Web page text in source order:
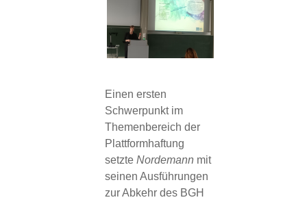
Einen ersten
Schwerpunkt im
Themenbereich der
Plattformhaftung
setzte Nordemann mit
seinen Ausführungen
zur Abkehr des BGH